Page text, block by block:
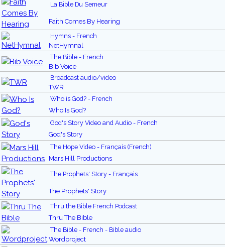
La Bible Du Semeur
Faith Comes By Hearing
Hymns - French
NetHymnal
The Bible - French
Bib Voice
Broadcast audio/video
TWR
Who is God? - French
Who Is God?
God's Story Video and Audio - French
God's Story
The Hope Video - Français (French)
Mars Hill Productions
The Prophets' Story - Français
The Prophets' Story
Thru the Bible French Podcast
Thru The Bible
The Bible - French - Bible audio
Wordproject